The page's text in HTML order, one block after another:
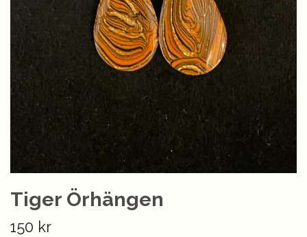
Tiger Örhängen
150 kr